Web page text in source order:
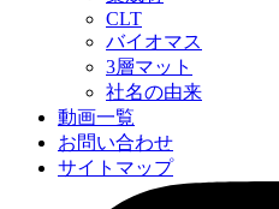
CLT
バイオマス
3層マット
社名の由来
動画一覧
お問い合わせ
サイトマップ